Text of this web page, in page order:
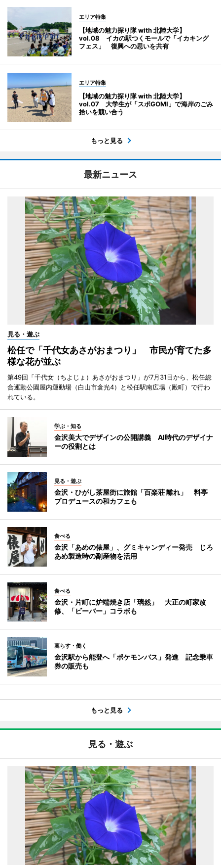
エリア特集
【地域の魅力探り隊 with 北陸大学】
vol.08 イカの駅つくモールで「イカキング
フェス」 復興への思いを共有
エリア特集
【地域の魅力探り隊 with 北陸大学】
vol.07 大学生が「スポGOMI」で海岸のごみ
拾いを競い合う
もっと見る
最新ニュース
見る・遊ぶ
松任で「千代女あさがおまつり」 市民が育てた多
様な花が並ぶ
第49回「千代女（ちよじょ）あさがおまつり」が7月31日から、松任総
合運動公園屋内運動場（白山市倉光4）と松任駅南広場（殿町）で行わ
れている。
学ぶ・知る
金沢美大でデザインの公開講義 AI時代のデザイナ
ーの役割とは
見る・遊ぶ
金沢・ひがし茶屋街に旅館「百楽荘 離れ」 料亭
プロデュースの和カフェも
食べる
金沢「あめの俵屋」、グミキャンディー発売 じろ
あめ製造時の副産物を活用
食べる
金沢・片町に炉端焼き店「璃然」 大正の町家改
修、「ビーバー」コラボも
暮らす・働く
金沢駅から能登へ「ポケモンバス」発進 記念乗車
券の販売も
もっと見る
見る・遊ぶ